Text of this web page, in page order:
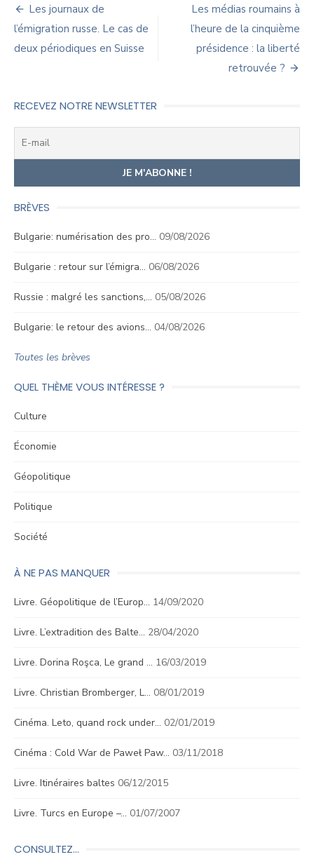
Navigation
de
l’article
Les journaux de
l’émigration russe. Le cas de
deux périodiques en Suisse
Les médias roumains à
l’heure de la cinquième
présidence : la liberté
retrouvée ?
RECEVEZ NOTRE NEWSLETTER
BRÈVES
Bulgarie: numérisation des pro… 09/08/2026
Bulgarie : retour sur l’émigra… 06/08/2026
Russie : malgré les sanctions,… 05/08/2026
Bulgarie: le retour des avions… 04/08/2026
Toutes les brèves
QUEL THÈME VOUS INTÉRESSE ?
Culture
Économie
Géopolitique
Politique
Société
À NE PAS MANQUER
Livre. Géopolitique de l’Europ… 14/09/2020
Livre. L’extradition des Balte… 28/04/2020
Livre. Dorina Roşca, Le grand … 16/03/2019
Livre. Christian Bromberger, L… 08/01/2019
Cinéma. Leto, quand rock under… 02/01/2019
Cinéma : Cold War de Paweł Paw… 03/11/2018
Livre. Itinéraires baltes 06/12/2015
Livre. Turcs en Europe –… 01/07/2007
CONSULTEZ…